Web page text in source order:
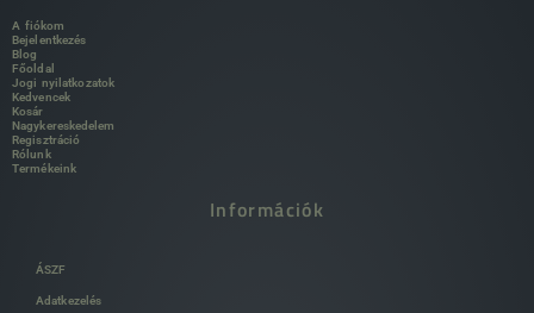
A fiókom
Bejelentkezés
Blog
Főoldal
Jogi nyilatkozatok
Kedvencek
Kosár
Nagykereskedelem
Regisztráció
Rólunk
Termékeink
Információk
ÁSZF
Adatkezelés